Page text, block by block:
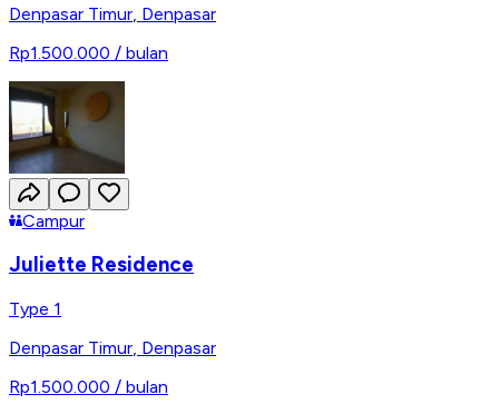
Denpasar Timur Denpasar
Rp1.500.000 / bulan
Campur
Juliette Residence
Type 1
Denpasar Timur, Denpasar
Rp1.500.000 / bulan